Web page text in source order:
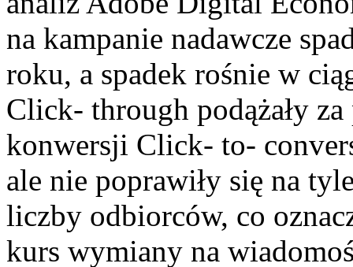
na kampanie nadawcze
roku, a spadek rośnie w
Click- through podążały
konwersji Click- to-
ale nie poprawiły się na
liczby odbiorców, co
kurs wymiany na